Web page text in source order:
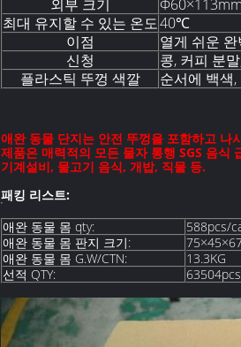
외부 크기
Φ60×113mm
최대 유지할 수 있는 온도40℃
이점
열게 쉬운
신청
콩, 커피 분
플라스틱 뚜껑 색깔
순서에 백색
애완 동물 단지는 안전 뚜껑을 포함하고 나
제품은 매력적의 모든 물자 통행 SGS 음
기계설비, 물고기 음식, 개밥, 직물 등.
패킹 리스트:
애완 동물 몸 qty:
588pcs/
애완 동물 몸 판지 크기:
애완 동물 몸 G.W/CTN:
13.3KG
선적 QTY: